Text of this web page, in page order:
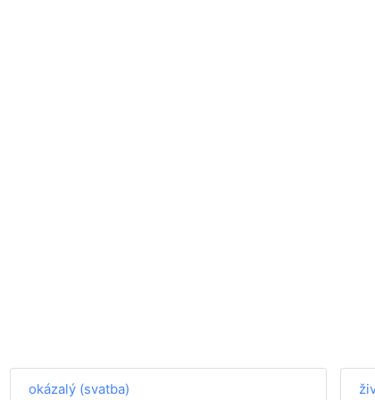
okázalý (svatba)